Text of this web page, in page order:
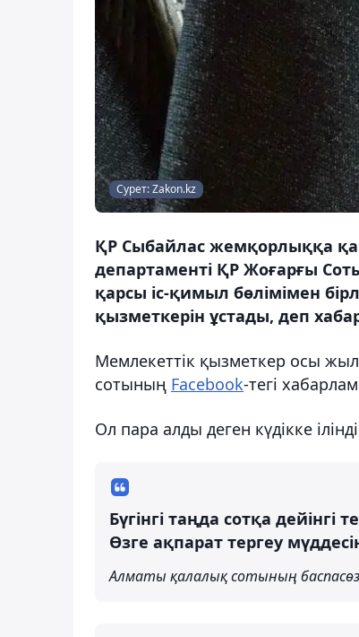
Сурет: Zakon.kz
ҚР Сыбайлас жемқорлыққа
департаменті ҚР Жоғарғы
қарсы іс-қимыл бөлімімен
қызметкерін ұстады, деп
Мемлекеттік қызметкер осы
сотының Facebook-тегі
Ол пара алды деген күдікке
Бүгінгі таңда сотқа дейінгі
Өзге ақпарат тергеу
Алматы қалалық сотының